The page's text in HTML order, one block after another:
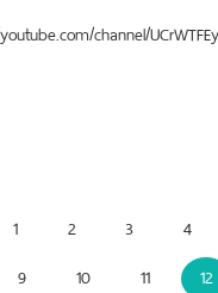
channel/
1 2 3 4
9 10 11 12